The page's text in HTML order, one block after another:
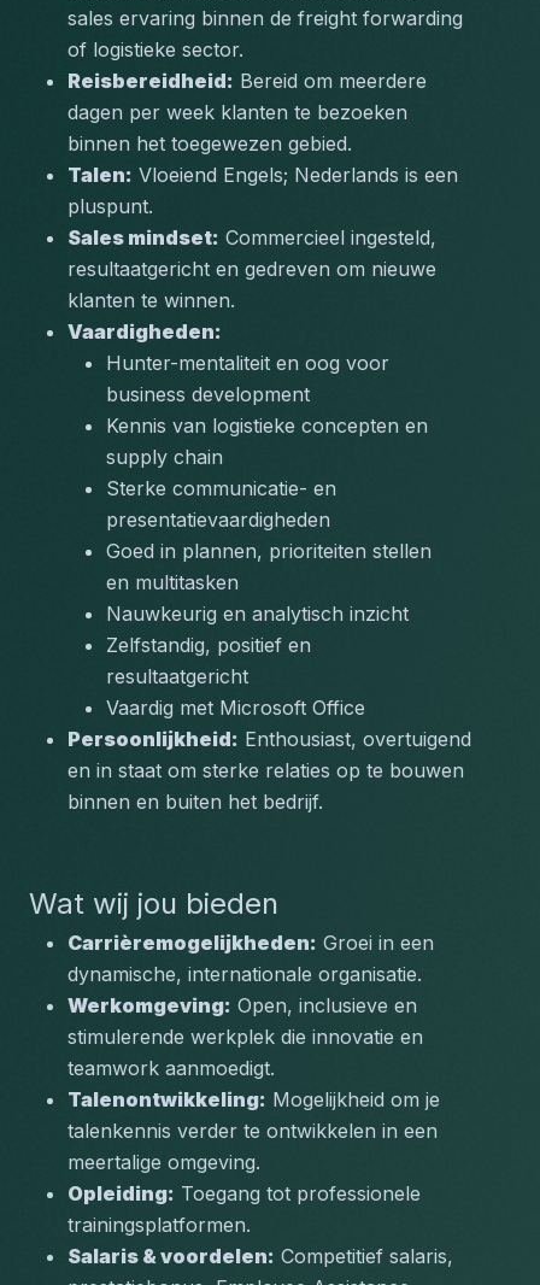
sales ervaring binnen de freight forwarding
of logistieke sector.
Reisbereidheid: Bereid om meerdere
dagen per week klanten te bezoeken
binnen het toegewezen gebied.
Talen: Vloeiend Engels; Nederlands is een
pluspunt.
Sales mindset: Commercieel ingesteld,
resultaatgericht en gedreven om nieuwe
klanten te winnen.
Vaardigheden:
Hunter-mentaliteit en oog voor
business development
Kennis van logistieke concepten en
supply chain
Sterke communicatie- en
presentatievaardigheden
Goed in plannen, prioriteiten stellen
en multitasken
Nauwkeurig en analytisch inzicht
Zelfstandig, positief en
resultaatgericht
Vaardig met Microsoft Office
Persoonlijkheid: Enthousiast, overtuigend
en in staat om sterke relaties op te bouwen
binnen en buiten het bedrijf.
Wat wij jou bieden
Carrièremogelijkheden: Groei in een
dynamische, internationale organisatie.
Werkomgeving: Open, inclusieve en
stimulerende werkplek die innovatie en
teamwork aanmoedigt.
Talenontwikkeling: Mogelijkheid om je
talenkennis verder te ontwikkelen in een
meertalige omgeving.
Opleiding: Toegang tot professionele
trainingsplatformen.
Salaris & voordelen: Competitief salaris,